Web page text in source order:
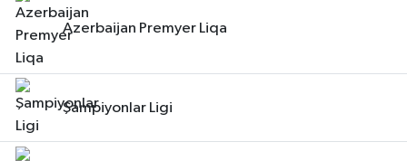
Azerbaijan Premyer Liqa
Şampiyonlar Ligi